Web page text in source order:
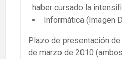
haber cursado la
Informática (Imagen
Plazo de presentación
de marzo de 2010 (ambos